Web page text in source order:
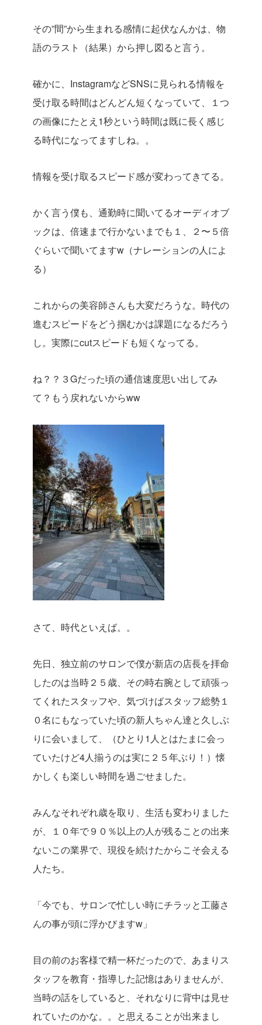
その”間”から生まれる感情に起伏なんかは、物
語のラスト（結果）から押し図ると言う。
確かに、InstagramなどSNSに見られる情報を
受け取る時間はどんどん短くなっていて、１つ
の画像にたとえ1秒という時間は既に長く感じ
る時代になってますしね。。
情報を受け取るスピード感が変わってきてる。
かく言う僕も、通勤時に聞いてるオーディオブ
ックは、倍速まで行かないまでも１、２〜５倍
ぐらいで聞いてますw（ナレーションの人によ
る）
これからの美容師さんも大変だろうな。時代の
進むスピードをどう掴むかは課題になるだろう
し。実際にcutスピードも短くなってる。
ね？？３Gだった頃の通信速度思い出してみ
て？もう戻れないからww
さて、時代といえば。。
先日、独立前のサロンで僕が新店の店長を拝命
したのは当時２５歳、その時右腕として頑張っ
てくれたスタッフや、気づけばスタッフ総勢１
０名にもなっていた頃の新人ちゃん達と久しぶ
りに会いまして、（ひとり1人とはたまに会っ
ていたけど4人揃うのは実に２５年ぶり！）懐
かしくも楽しい時間を過ごせました。
みんなそれぞれ歳を取り、生活も変わりました
が、１０年で９０％以上の人が残ることの出来
ないこの業界で、現役を続けたからこそ会える
人たち。
「今でも、サロンで忙しい時にチラッと工藤さ
んの事が頭に浮かびますw」
目の前のお客様で精一杯だったので、あまりス
タッフを教育・指導した記憶はありませんが、
当時の話をしていると、それなりに背中は見せ
れていたのかな。。と思えることが出来まし